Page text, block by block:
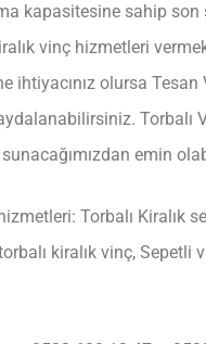
kapasitesine sahip
vinç hizmetleri
ihtiyacınız olursa
Torbalı
emin
Torbalı Kiralık
kiralık vinç,